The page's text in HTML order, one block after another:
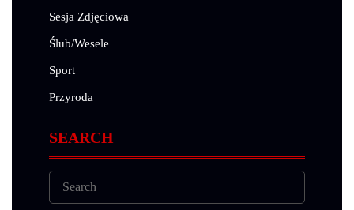
Sesja Zdjęciowa
Ślub/Wesele
Sport
Przyroda
SEARCH